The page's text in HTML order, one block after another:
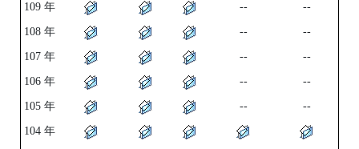
109 年
-- --
108 年 -- --
107 年 -- --
106 年 -- --
105 年 -- --
104 年